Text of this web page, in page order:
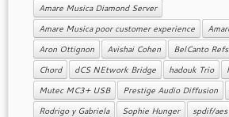
Amare Musica Diamond Server
Amare Musica poor customer experience
Aron Ottignon
Avishai Cohen BelCanto
Chord
dCS NEtwork Bridge hadouk Trio
Mutec MC3+ USB
Prestige Audio Diffusion
Rodrigo y Gabriela
Sophie Hunger spdif/aes